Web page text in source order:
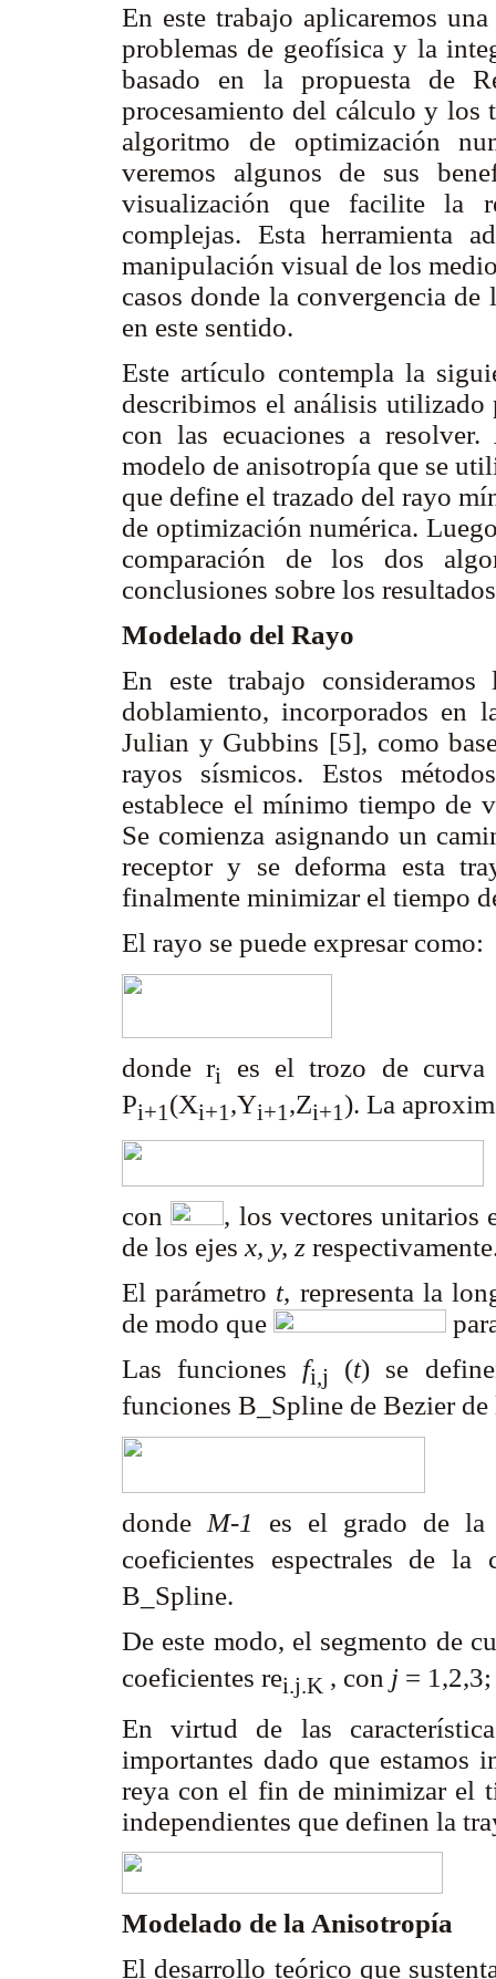
En este trabajo aplicaremos
problemas de geofísica y la
basado en la propuesta de
procesamiento del cálculo y los
algoritmo de optimización
veremos algunos de sus
visualización que facilite la
complejas. Esta herramienta
manipulación visual de los
casos donde la convergencia
en este sentido.
Este artículo contempla la
describimos el análisis
con las ecuaciones a
modelo de anisotropía que se
que define el trazado del rayo
de optimización numérica.
comparación de los dos
conclusiones sobre los
Modelado del Rayo
En este trabajo
doblamiento, incorporados en
Julian y Gubbins [5], como
rayos sísmicos. Estos
establece el mínimo tiempo de
Se comienza asignando un
receptor y se deforma esta
finalmente minimizar el tiempo
El rayo se puede expresar como:
donde ri
es el trozo de curva
Pi+1 (Xi+1 ,Yi+1 ,Zi+1). La
con
, los vectores unitarios
de los ejes x, y, z
El parámetro t, representa la
de modo que
Las funciones fi,j (t) se
funciones B_Spline de Bezier
donde M-1
es el grado de
coeficientes espectrales de
B_Spline.
De este modo, el segmento de
coeficientes rei.j.K , con j =
En virtud de las
importantes dado que estamos
reya con el fin de minimizar el
independientes que definen la
Modelado de la Anisotropía
El desarrollo teórico que